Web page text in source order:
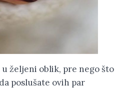
željeni oblik, pre nego što
poslušate ovih par